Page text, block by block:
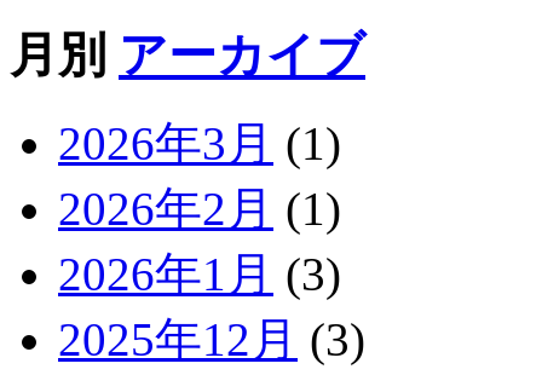
月別 アーカイブ
2026年3月 (1)
2026年2月 (1)
2026年1月 (3)
2025年12月 (3)